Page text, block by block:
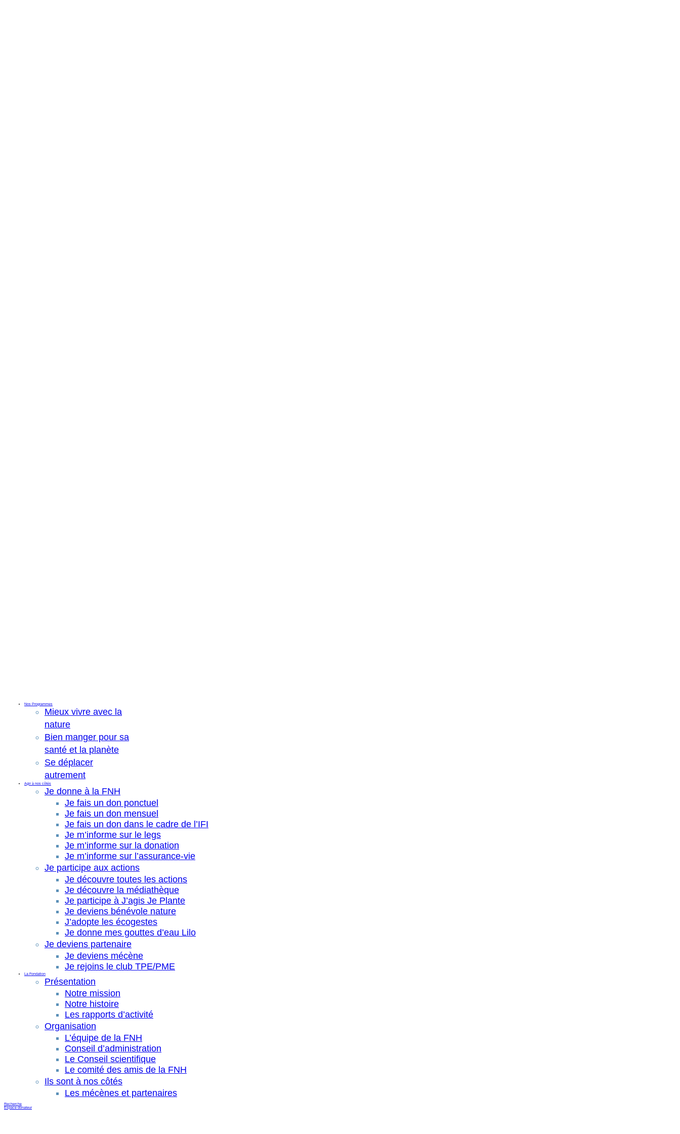
Nos Programmes
Mieux vivre avec la
nature
Bien manger pour sa
santé et la planète
Se déplacer
autrement
Agir à nos côtés
Je donne à la FNH
Je fais un don ponctuel
Je fais un don mensuel
Je fais un don dans le cadre de l’IFI
Je m’informe sur le legs
Je m’informe sur la donation
Je m’informe sur l’assurance-vie
Je participe aux actions
Je découvre toutes les actions
Je découvre la médiathèque
Je participe à J’agis Je Plante
Je deviens bénévole nature
J’adopte les écogestes
Je donne mes gouttes d’eau Lilo
Je deviens partenaire
Je deviens mécène
Je rejoins le club TPE/PME
La Fondation
Présentation
Notre mission
Notre histoire
Les rapports d’activité
Organisation
L’équipe de la FNH
Conseil d’administration
Le Conseil scientifique
Le comité des amis de la FNH
Ils sont à nos côtés
Les mécènes et partenaires
Recherche
Espace donateur